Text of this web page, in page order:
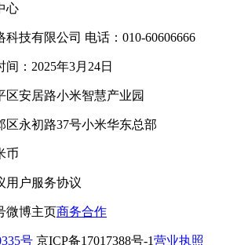
心
技有限公司 电话：010-60606666
间：2025年3月24日
区安居路小米智慧产业园
区永初路37号小米华东总部
币
用户服务协议
微博主页商务合作
号 京ICP备17017388号-1营业执照